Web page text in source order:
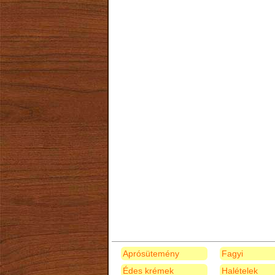
Aprósütemény
Édes krémek
Fagyi
Halételek